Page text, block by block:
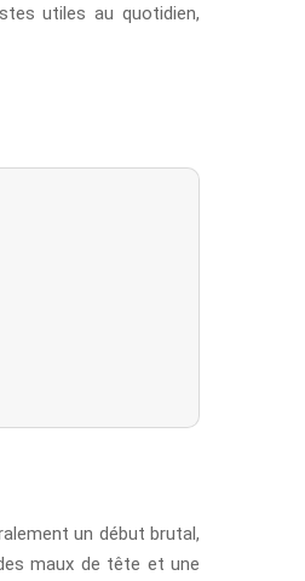
utiles au quotidien,
un début brutal,
maux de tête et une